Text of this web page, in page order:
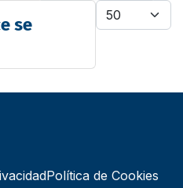
Cantidad
se
Política de Cookies